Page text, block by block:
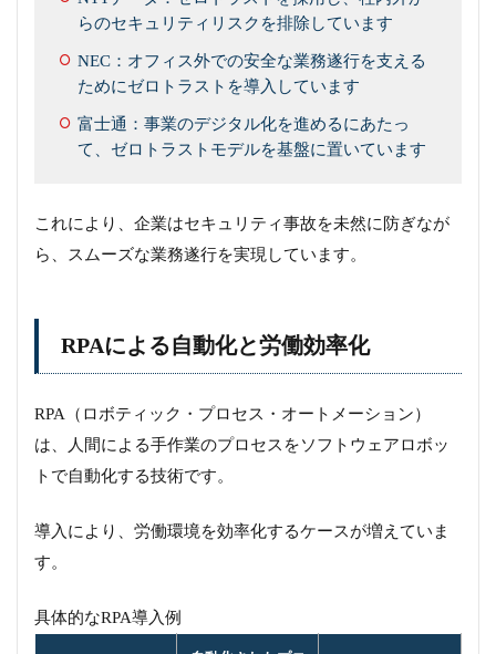
らのセキュリティリスクを排除しています
NEC：オフィス外での安全な業務遂行を支える
ためにゼロトラストを導入しています
富士通：事業のデジタル化を進めるにあたっ
て、ゼロトラストモデルを基盤に置いています
これにより、企業はセキュリティ事故を未然に防ぎなが
ら、スムーズな業務遂行を実現しています。
RPAによる自動化と労働効率化
RPA（ロボティック・プロセス・オートメーション）
は、人間による手作業のプロセスをソフトウェアロボッ
トで自動化する技術です。
導入により、労働環境を効率化するケースが増えていま
す。
具体的なRPA導入例